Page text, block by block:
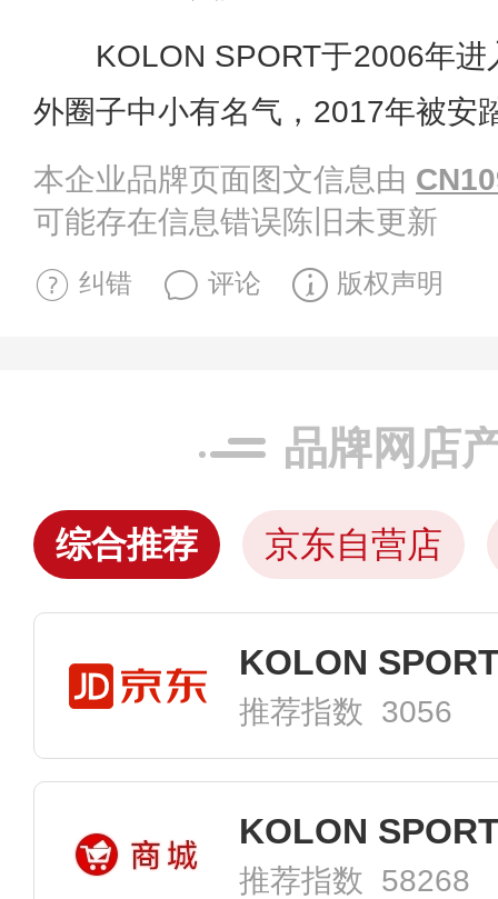
KOLON SPORT于2006年
外圈子中小有名气，2017年被安
本企业品牌页面图文信息由
可能存在信息错误陈旧未更新
纠错 评论 版权声明
品牌网店
综合推荐 京东自营店
推荐指数 3056
KOLON
推荐指数 58268